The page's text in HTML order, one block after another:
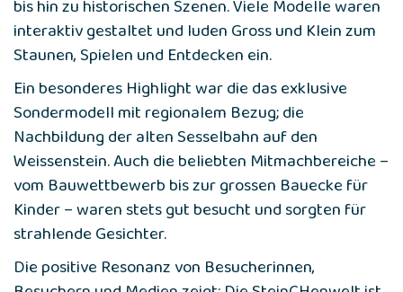
bis hin zu historischen Szenen. Viele Modelle waren
interaktiv gestaltet und luden Gross und Klein zum
Staunen, Spielen und Entdecken ein.
Ein besonderes Highlight war die das exklusive
Sondermodell mit regionalem Bezug; die
Nachbildung der alten Sesselbahn auf den
Weissenstein. Auch die beliebten Mitmachbereiche –
vom Bauwettbewerb bis zur grossen Bauecke für
Kinder – waren stets gut besucht und sorgten für
strahlende Gesichter.
Die positive Resonanz von Besucherinnen,